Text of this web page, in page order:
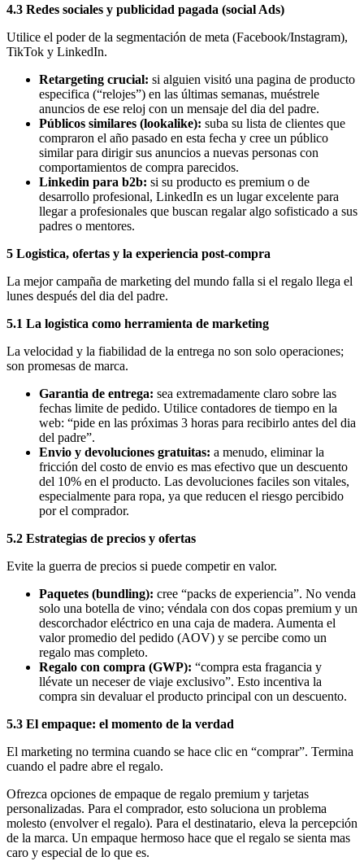
4.3 Redes sociales y publicidad pagada (social Ads)
Utilice el poder de la segmentación de meta (Facebook/Instagram),
TikTok y LinkedIn.
Retargeting crucial: si alguien visitó una pagina de producto
especifica (“relojes”) en las últimas semanas, muéstrele
anuncios de ese reloj con un mensaje del dia del padre.
Públicos similares (lookalike): suba su lista de clientes que
compraron el año pasado en esta fecha y cree un público
similar para dirigir sus anuncios a nuevas personas con
comportamientos de compra parecidos.
Linkedin para b2b: si su producto es premium o de
desarrollo profesional, LinkedIn es un lugar excelente para
llegar a profesionales que buscan regalar algo sofisticado a sus
padres o mentores.
5 Logistica, ofertas y la experiencia post-compra
La mejor campaña de marketing del mundo falla si el regalo llega el
lunes después del dia del padre.
5.1 La logistica como herramienta de marketing
La velocidad y la fiabilidad de la entrega no son solo operaciones;
son promesas de marca.
Garantia de entrega: sea extremadamente claro sobre las
fechas limite de pedido. Utilice contadores de tiempo en la
web: “pide en las próximas 3 horas para recibirlo antes del dia
del padre”.
Envio y devoluciones gratuitas: a menudo, eliminar la
fricción del costo de envio es mas efectivo que un descuento
del 10% en el producto. Las devoluciones faciles son vitales,
especialmente para ropa, ya que reducen el riesgo percibido
por el comprador.
5.2 Estrategias de precios y ofertas
Evite la guerra de precios si puede competir en valor.
Paquetes (bundling): cree “packs de experiencia”. No venda
solo una botella de vino; véndala con dos copas premium y un
descorchador eléctrico en una caja de madera. Aumenta el
valor promedio del pedido (AOV) y se percibe como un
regalo mas completo.
Regalo con compra (GWP): “compra esta fragancia y
llévate un neceser de viaje exclusivo”. Esto incentiva la
compra sin devaluar el producto principal con un descuento.
5.3 El empaque: el momento de la verdad
El marketing no termina cuando se hace clic en “comprar”. Termina
cuando el padre abre el regalo.
Ofrezca opciones de empaque de regalo premium y tarjetas
personalizadas. Para el comprador, esto soluciona un problema
molesto (envolver el regalo). Para el destinatario, eleva la percepción
de la marca. Un empaque hermoso hace que el regalo se sienta mas
caro y especial de lo que es.